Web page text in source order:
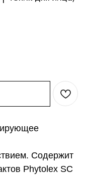
Содержит
Phytolex SC